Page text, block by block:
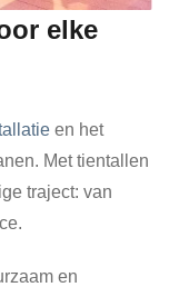
elke
en het
Met tientallen
traject: van
en